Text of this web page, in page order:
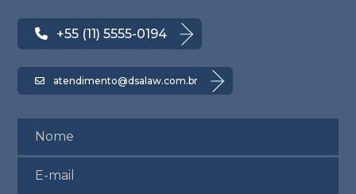
+55 (11) 5555-0194
atendimento@dsalaw.com.br